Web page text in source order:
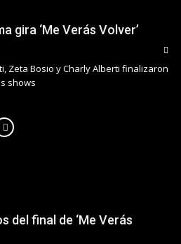
gira ‘Me Verás Volver’
Zeta Bosio y Charly Alberti finalizaron
shows
del final de ‘Me Verás